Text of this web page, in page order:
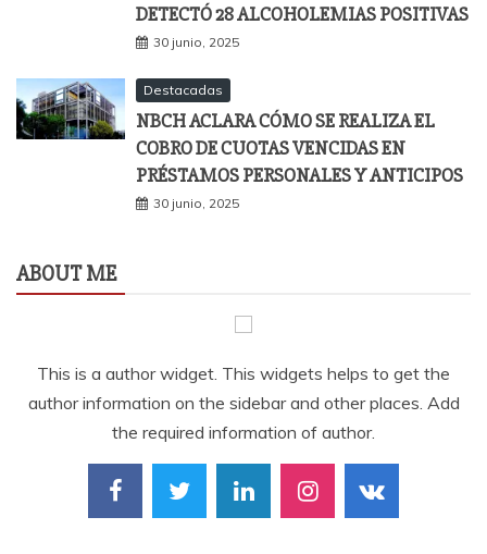
DETECTÓ 28 ALCOHOLEMIAS POSITIVAS
30 junio, 2025
Destacadas
NBCH ACLARA CÓMO SE REALIZA EL
COBRO DE CUOTAS VENCIDAS EN
PRÉSTAMOS PERSONALES Y ANTICIPOS
30 junio, 2025
ABOUT ME
This is a author widget. This widgets helps to get the
author information on the sidebar and other places. Add
the required information of author.